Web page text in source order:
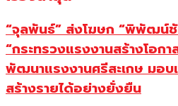
“จุลพันธ์” ส่งโฆษก “พิพัฒน์ชั
“กระทรวงแรงงานสร้างโอก
พัฒนาแรงงานศรีสะเกษ มอบ
สร้างรายได้อย่างยั่งยืน